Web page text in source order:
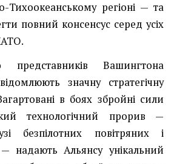
Тихоокеанському регіоні — та
повний консенсус серед усіх
представників Вашингтона
значну стратегічну
в боях збройні сили
технологічний прорив —
безпілотних повітряних і
надають Альянсу унікальний